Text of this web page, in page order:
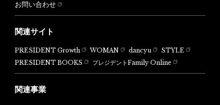
お問い合わせ
関連サイト
PRESIDENT Growth WOMAN dancyu
STYLE
PRESIDENT BOOKS
プレジデントFamily Online
関連事業